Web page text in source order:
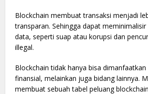
Blockchain membuat transaksi menjadi
transparan. Sehingga dapat
data, seperti suap atau korupsi dan
illegal.
Blockchain tidak hanya bisa
finansial, melainkan juga bidang lainnya.
membuat sebuah tabel peluang